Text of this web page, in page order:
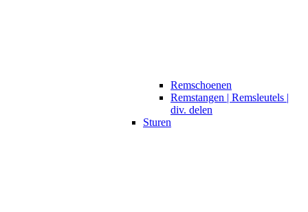
Remschoenen
Remstangen | Remsleutels |
div. delen
Sturen